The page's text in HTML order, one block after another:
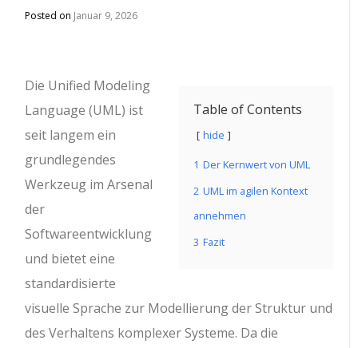
Posted on Januar 9, 2026
Table of Contents
hide
1 Der Kernwert von UML
2 UML im agilen Kontext
annehmen
3 Fazit
Die Unified Modeling
Language (UML) ist
seit langem ein
grundlegendes
Werkzeug im Arsenal
der
Softwareentwicklung
und bietet eine
standardisierte
visuelle Sprache zur Modellierung der Struktur und
des Verhaltens komplexer Systeme. Da die